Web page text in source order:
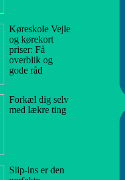
Køreskole Vejle
og kørekort
priser: Få
overblik og
gode råd
Forkæl dig selv
med lækre ting
Slip-ins er den